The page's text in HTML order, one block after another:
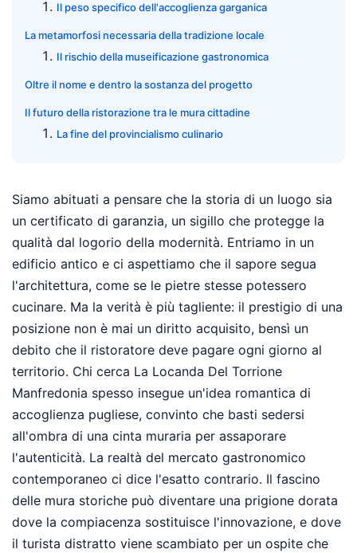
Il peso specifico dell'accoglienza garganica
La metamorfosi necessaria della tradizione locale
Il rischio della museificazione gastronomica
Oltre il nome e dentro la sostanza del progetto
Il futuro della ristorazione tra le mura cittadine
La fine del provincialismo culinario
Siamo abituati a pensare che la storia di un luogo sia
un certificato di garanzia, un sigillo che protegge la
qualità dal logorio della modernità. Entriamo in un
edificio antico e ci aspettiamo che il sapore segua
l'architettura, come se le pietre stesse potessero
cucinare. Ma la verità è più tagliente: il prestigio di una
posizione non è mai un diritto acquisito, bensì un
debito che il ristoratore deve pagare ogni giorno al
territorio. Chi cerca La Locanda Del Torrione
Manfredonia spesso insegue un'idea romantica di
accoglienza pugliese, convinto che basti sedersi
all'ombra di una cinta muraria per assaporare
l'autenticità. La realtà del mercato gastronomico
contemporaneo ci dice l'esatto contrario. Il fascino
delle mura storiche può diventare una prigione dorata
dove la compiacenza sostituisce l'innovazione, e dove
il turista distratto viene scambiato per un ospite che